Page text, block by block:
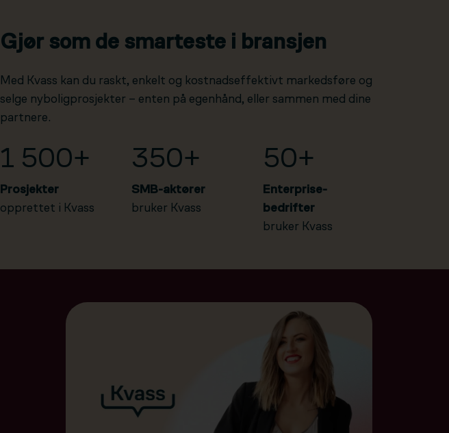
Gjør som de smarteste i bransjen
Med Kvass kan du raskt, enkelt og kostnadseffektivt markedsføre og
selge nyboligprosjekter – enten på egenhånd, eller sammen med dine
partnere.
1 500+
Prosjekter
opprettet i Kvass
350+
SMB-aktører
bruker Kvass
50+
Enterprise-
bedrifter
bruker Kvass